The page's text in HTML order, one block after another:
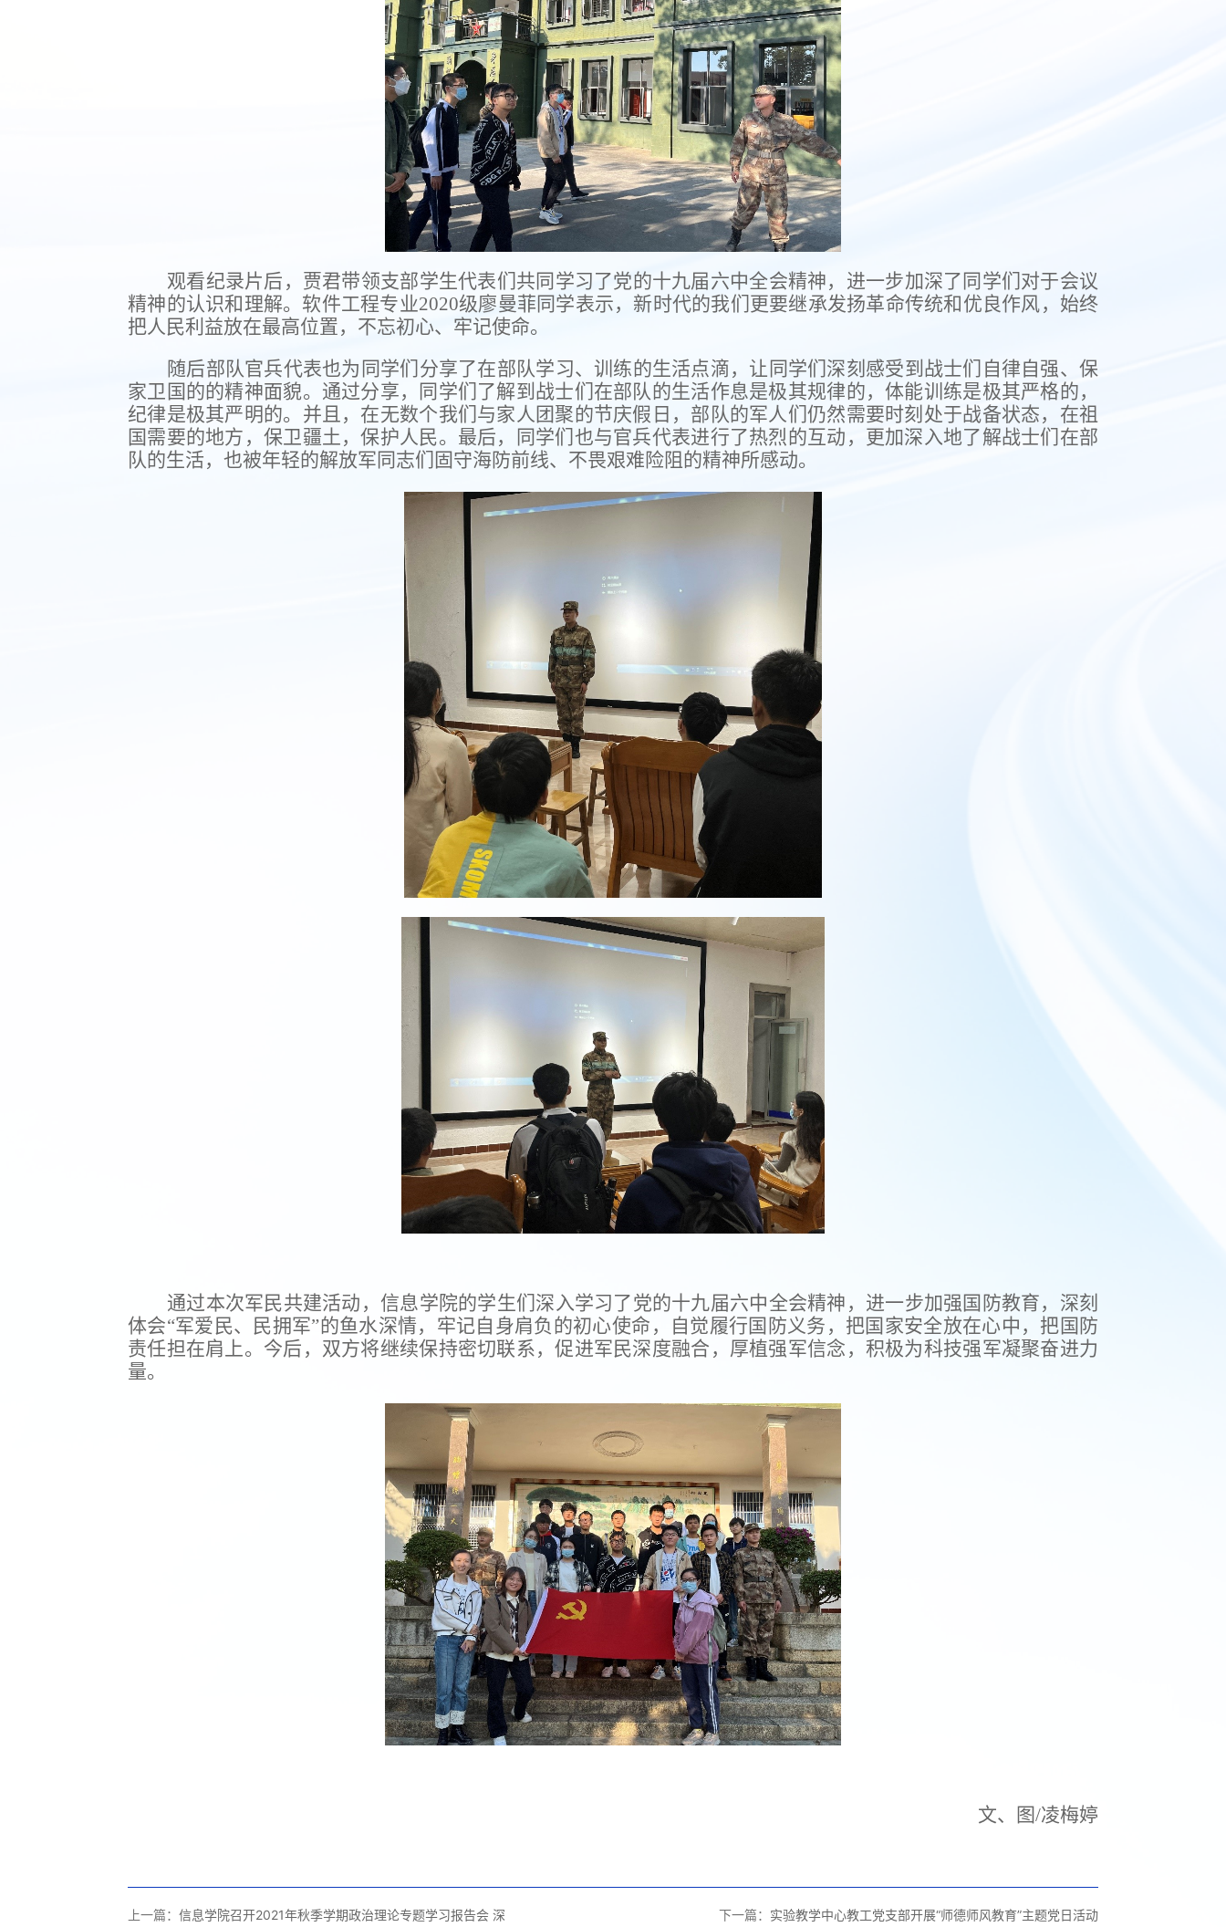
观看纪录片后，贾君带领支部学生代表们共同学习了党的十九届六中全会精神，进一步加深了同学们对于会议
精神的认识和理解。软件工程专业2020级廖曼菲同学表示，新时代的我们更要继承发扬革命传统和优良作风，始终
把人民利益放在最高位置，不忘初心、牢记使命。
随后部队官兵代表也为同学们分享了在部队学习、训练的生活点滴，让同学们深刻感受到战士们自律自强、保
家卫国的的精神面貌。通过分享，同学们了解到战士们在部队的生活作息是极其规律的，体能训练是极其严格的，
纪律是极其严明的。并且，在无数个我们与家人团聚的节庆假日，部队的军人们仍然需要时刻处于战备状态，在祖
国需要的地方，保卫疆土，保护人民。最后，同学们也与官兵代表进行了热烈的互动，更加深入地了解战士们在部
队的生活，也被年轻的解放军同志们固守海防前线、不畏艰难险阻的精神所感动。
通过本次军民共建活动，信息学院的学生们深入学习了党的十九届六中全会精神，进一步加强国防教育，深刻
体会“军爱民、民拥军”的鱼水深情，牢记自身肩负的初心使命，自觉履行国防义务，把国家安全放在心中，把国防
责任担在肩上。今后，双方将继续保持密切联系，促进军民深度融合，厚植强军信念，积极为科技强军凝聚奋进力
量。
文、图/凌梅婷
上一篇： 信息学院召开2021年秋季学期政治理论专题学习报告会 深 下一篇： 实验教学中心教工党支部开展“师德师风教育”主题党日活动